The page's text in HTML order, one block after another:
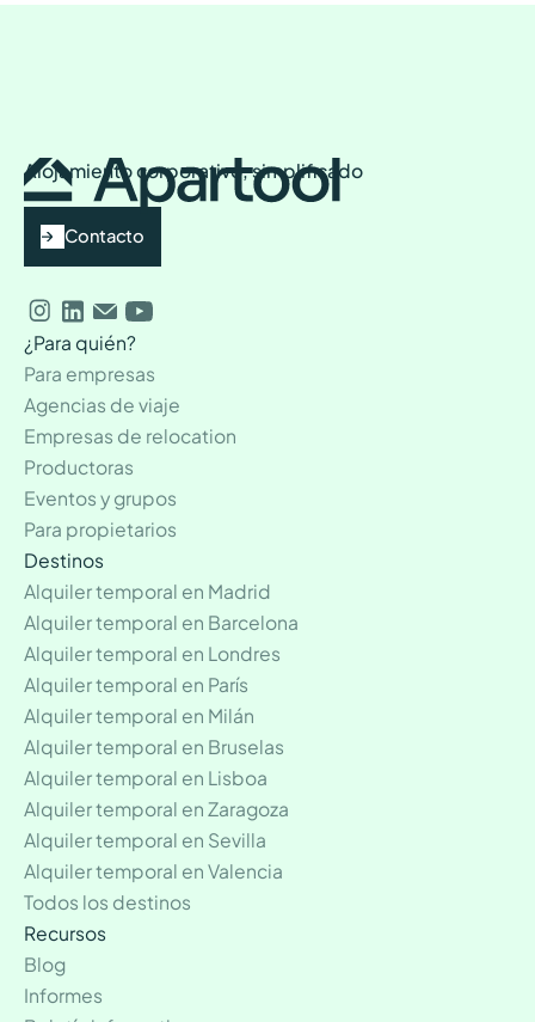
Alojamiento corporativo, simplificado
Contacto
¿Para quién?
Para empresas
Agencias de viaje
Empresas de relocation
Productoras
Eventos y grupos
Para propietarios
Destinos
Alquiler temporal en Madrid
Alquiler temporal en Barcelona
Alquiler temporal en Londres
Alquiler temporal en París
Alquiler temporal en Milán
Alquiler temporal en Bruselas
Alquiler temporal en Lisboa
Alquiler temporal en Zaragoza
Alquiler temporal en Sevilla
Alquiler temporal en Valencia
Todos los destinos
Recursos
Blog
Informes